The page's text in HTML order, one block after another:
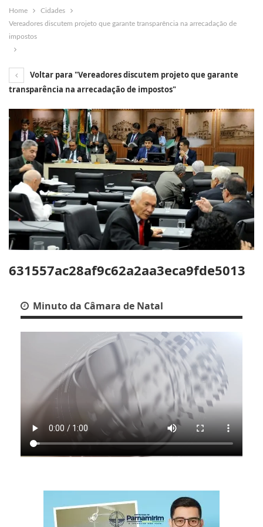
Home
Cidades
Vereadores discutem projeto que garante transparência na arrecadação de
impostos
Voltar para "Vereadores discutem projeto que garante
transparência na arrecadação de impostos"
631557ac28af9c62a2aa3eca9fde5013
Minuto da Câmara de Natal